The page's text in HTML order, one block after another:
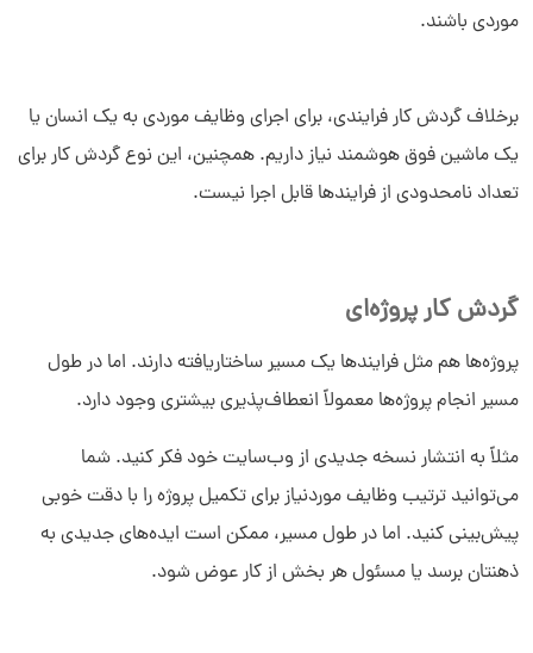
موردی باشند.
برخلاف گردش کار فرایندی، برای اجرای وظایف موردی به یک انسان یا
یک ماشین فوق هوشمند نیاز داریم. همچنین، این نوع گردش کار برای
تعداد نامحدودی از فرایندها قابل اجرا نیست.
گردش کار پروژه‌ای
پروژه‌ها هم مثل فرایندها یک مسیر ساختاریافته دارند. اما در طول
مسیر انجام پروژه‌ها معمولاً انعطاف‌پذیری بیشتری وجود دارد.
مثلاً به انتشار نسخه جدیدی از وب‌سایت خود فکر کنید. شما
می‌توانید ترتیب وظایف موردنیاز برای تکمیل پروژه را با دقت خوبی
پیش‌بینی کنید. اما در طول مسیر، ممکن است ایده‌های جدیدی به
ذهنتان برسد یا مسئول هر بخش از کار عوض شود.